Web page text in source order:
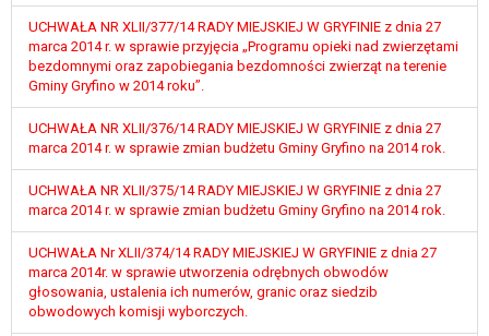
UCHWAŁA NR XLII/377/14 RADY MIEJSKIEJ W GRYFINIE z dnia 27
marca 2014 r. w sprawie przyjęcia „Programu opieki nad zwierzętami
bezdomnymi oraz zapobiegania bezdomności zwierząt na terenie
Gminy Gryfino w 2014 roku”.
UCHWAŁA NR XLII/376/14 RADY MIEJSKIEJ W GRYFINIE z dnia 27
marca 2014 r. w sprawie zmian budżetu Gminy Gryfino na 2014 rok.
UCHWAŁA NR XLII/375/14 RADY MIEJSKIEJ W GRYFINIE z dnia 27
marca 2014 r. w sprawie zmian budżetu Gminy Gryfino na 2014 rok.
UCHWAŁA Nr XLII/374/14 RADY MIEJSKIEJ W GRYFINIE z dnia 27
marca 2014r. w sprawie utworzenia odrębnych obwodów
głosowania, ustalenia ich numerów, granic oraz siedzib
obwodowych komisji wyborczych.
powierzonej administratorowi bądź
niezbędność przetwarzania do celów
wynikających z prawnie
uzasadnionych interesów
realizowanych przez administratora
lub przez stronę trzecią.
Z przyczyn związanych z Pani/Pana
sprzeciwu, administrator nie może już
że wykaże on istnienie ważnych prawnie
uzasadnionych podstaw do przetwarzania,
nadrzędnych wobec interesów, praw i
wolności osoby, której dane dotyczą, lub